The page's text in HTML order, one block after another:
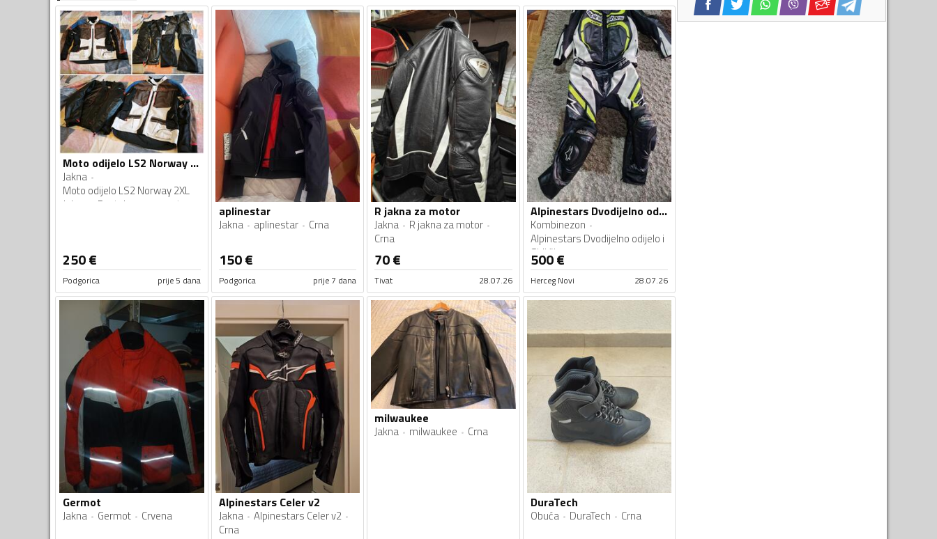
Moto odijelo LS2 Norway 2XL Jakna + Pantalone za sva 4 godisnja doba sa kisnom i zimskom postavom
Jakna
Moto odijelo LS2 Norway 2XL
Jakna + Pantalone za sva 4
250€
Podgorica prije 5 dana
aplinestar
Jakna aplinestar Crna
150€
Podgorica prije 7 dana
R jakna za motor
Jakna
R jakna za motor
Crna
70€
Tivat 28.07.26
Alpinestars Dvodijelno odijelo i Sidi čizme
Kombinezon
Alpinestars Dvodijelno odijelo i
Sidi čizme
Crna
500€
Herceg Novi 28.07.26
Germot
Jakna Germot Crvena
Alpinestars Celer v2
Jakna
Alpinestars Celer v2
Crna
milwaukee
Jakna milwaukee Crna
DuraTech
Obuća DuraTech Crna